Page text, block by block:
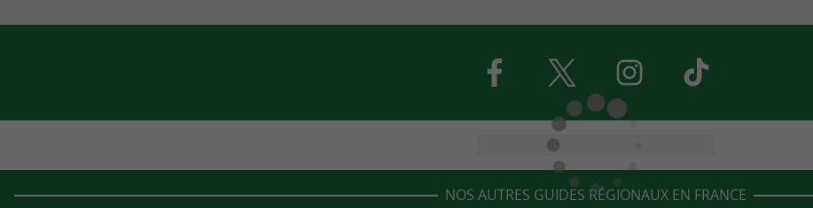
NOS AUTRES GUIDES RÉGIONAUX EN FRANCE